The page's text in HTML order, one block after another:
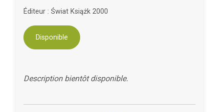
Éditeur : Świat Książk 2000
Disponible
Description bientôt disponible.